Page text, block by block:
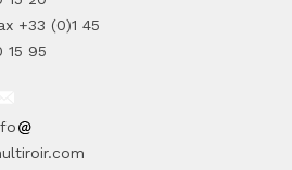
+33 (0)1 45
15 95